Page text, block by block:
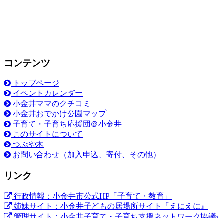
に
つ
た
め
に
コンテンツ
トップページ
イベントカレンダー
小金井ママのクチコミ
小金井おでかけ公園マップ
子育て・子育ち応援団＠小金井
このサイトについて
つぶや木
お問い合わせ（加入申込、寄付、その他）
リンク
行政情報：小金井市公式HP「子育て・教育」
姉妹サイト：小金井子どもの居場所サイト『えにえに』
管理サイト：小金井子育て・子育ち支援ネットワーク協議